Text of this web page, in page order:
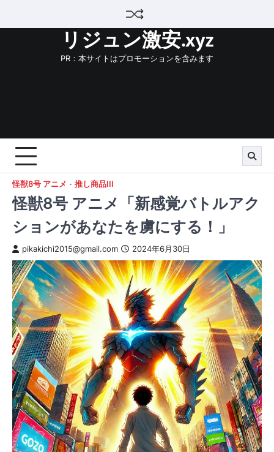
リジュン激安.xyz
PR：本サイトはプロモーションを含みます
怪獣8号 アニメ 推し商品III
怪獣8号 アニメ「新感覚バトルアク
ションがあなたを虜にする！」
pikakichi2015@gmail.com 2024年6月30日